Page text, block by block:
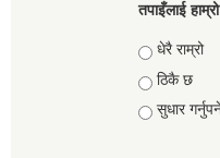
तपाइँलाई
Choices
धेरै राम्रो
ठिकै छ
सुधार